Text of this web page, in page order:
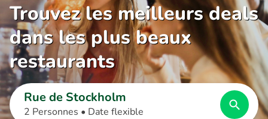
Trouvez les meilleurs deals
dans les plus beaux
restaurants
Rue de Stockholm
2 Personnes • Date flexible